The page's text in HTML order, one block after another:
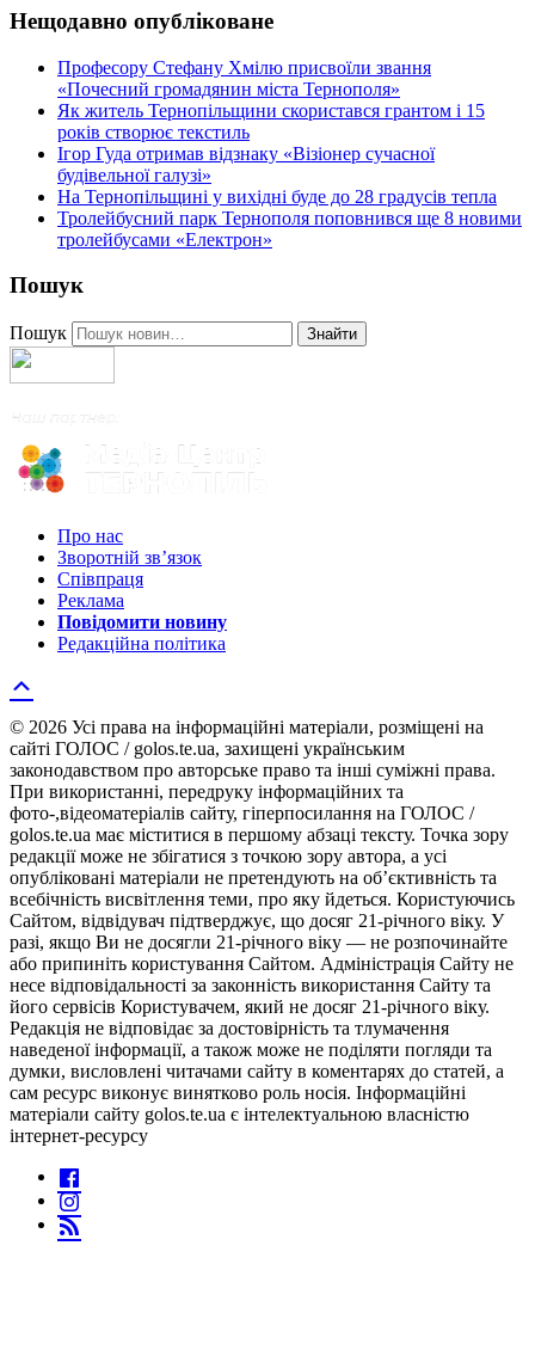
Нещодавно опубліковане
Професору Стефану Хмілю присвоїли звання
«Почесний громадянин міста Тернополя»
Як житель Тернопільщини скористався грантом і 15
років створює текстиль
Ігор Гуда отримав відзнаку «Візіонер сучасної
будівельної галузі»
На Тернопільщині у вихідні буде до 28 градусів тепла
Тролейбусний парк Тернополя поповнився ще 8 новими
тролейбусами «Електрон»
Пошук
Пошук Знайти
Про нас
Зворотній зв’язок
Співпраця
Реклама
Повідомити новину
Редакційна політика
© 2026 Усі права на інформаційні матеріали, розміщені на
сайті ГОЛОС / golos.te.ua, захищені українським
законодавством про авторське право та інші суміжні права.
При використанні, передруку інформаційних та
фото-,відеоматеріалів сайту, гіперпосилання на ГОЛОС /
golos.te.ua має міститися в першому абзаці тексту. Точка зору
редакції може не збігатися з точкою зору автора, а усі
опубліковані матеріали не претендують на об’єктивність та
всебічність висвітлення теми, про яку йдеться. Користуючись
Сайтом, відвідувач підтверджує, що досяг 21-річного віку. У
разі, якщо Ви не досягли 21-річного віку — не розпочинайте
або припиніть користування Сайтом. Адміністрація Сайту не
несе відповідальності за законність використання Сайту та
його сервісів Користувачем, який не досяг 21-річного віку.
Редакція не відповідає за достовірність та тлумачення
наведеної інформації, а також може не поділяти погляди та
думки, висловлені читачами сайту в коментарях до статей, а
сам ресурс виконує винятково роль носія. Інформаційні
матеріали сайту golos.te.ua є інтелектуальною власністю
інтернет-ресурсу